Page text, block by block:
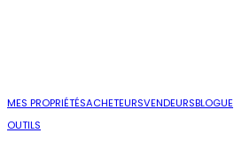
MES PROPRIÉTÉSACHETEURSVENDEURSBLOGUE
OUTILS